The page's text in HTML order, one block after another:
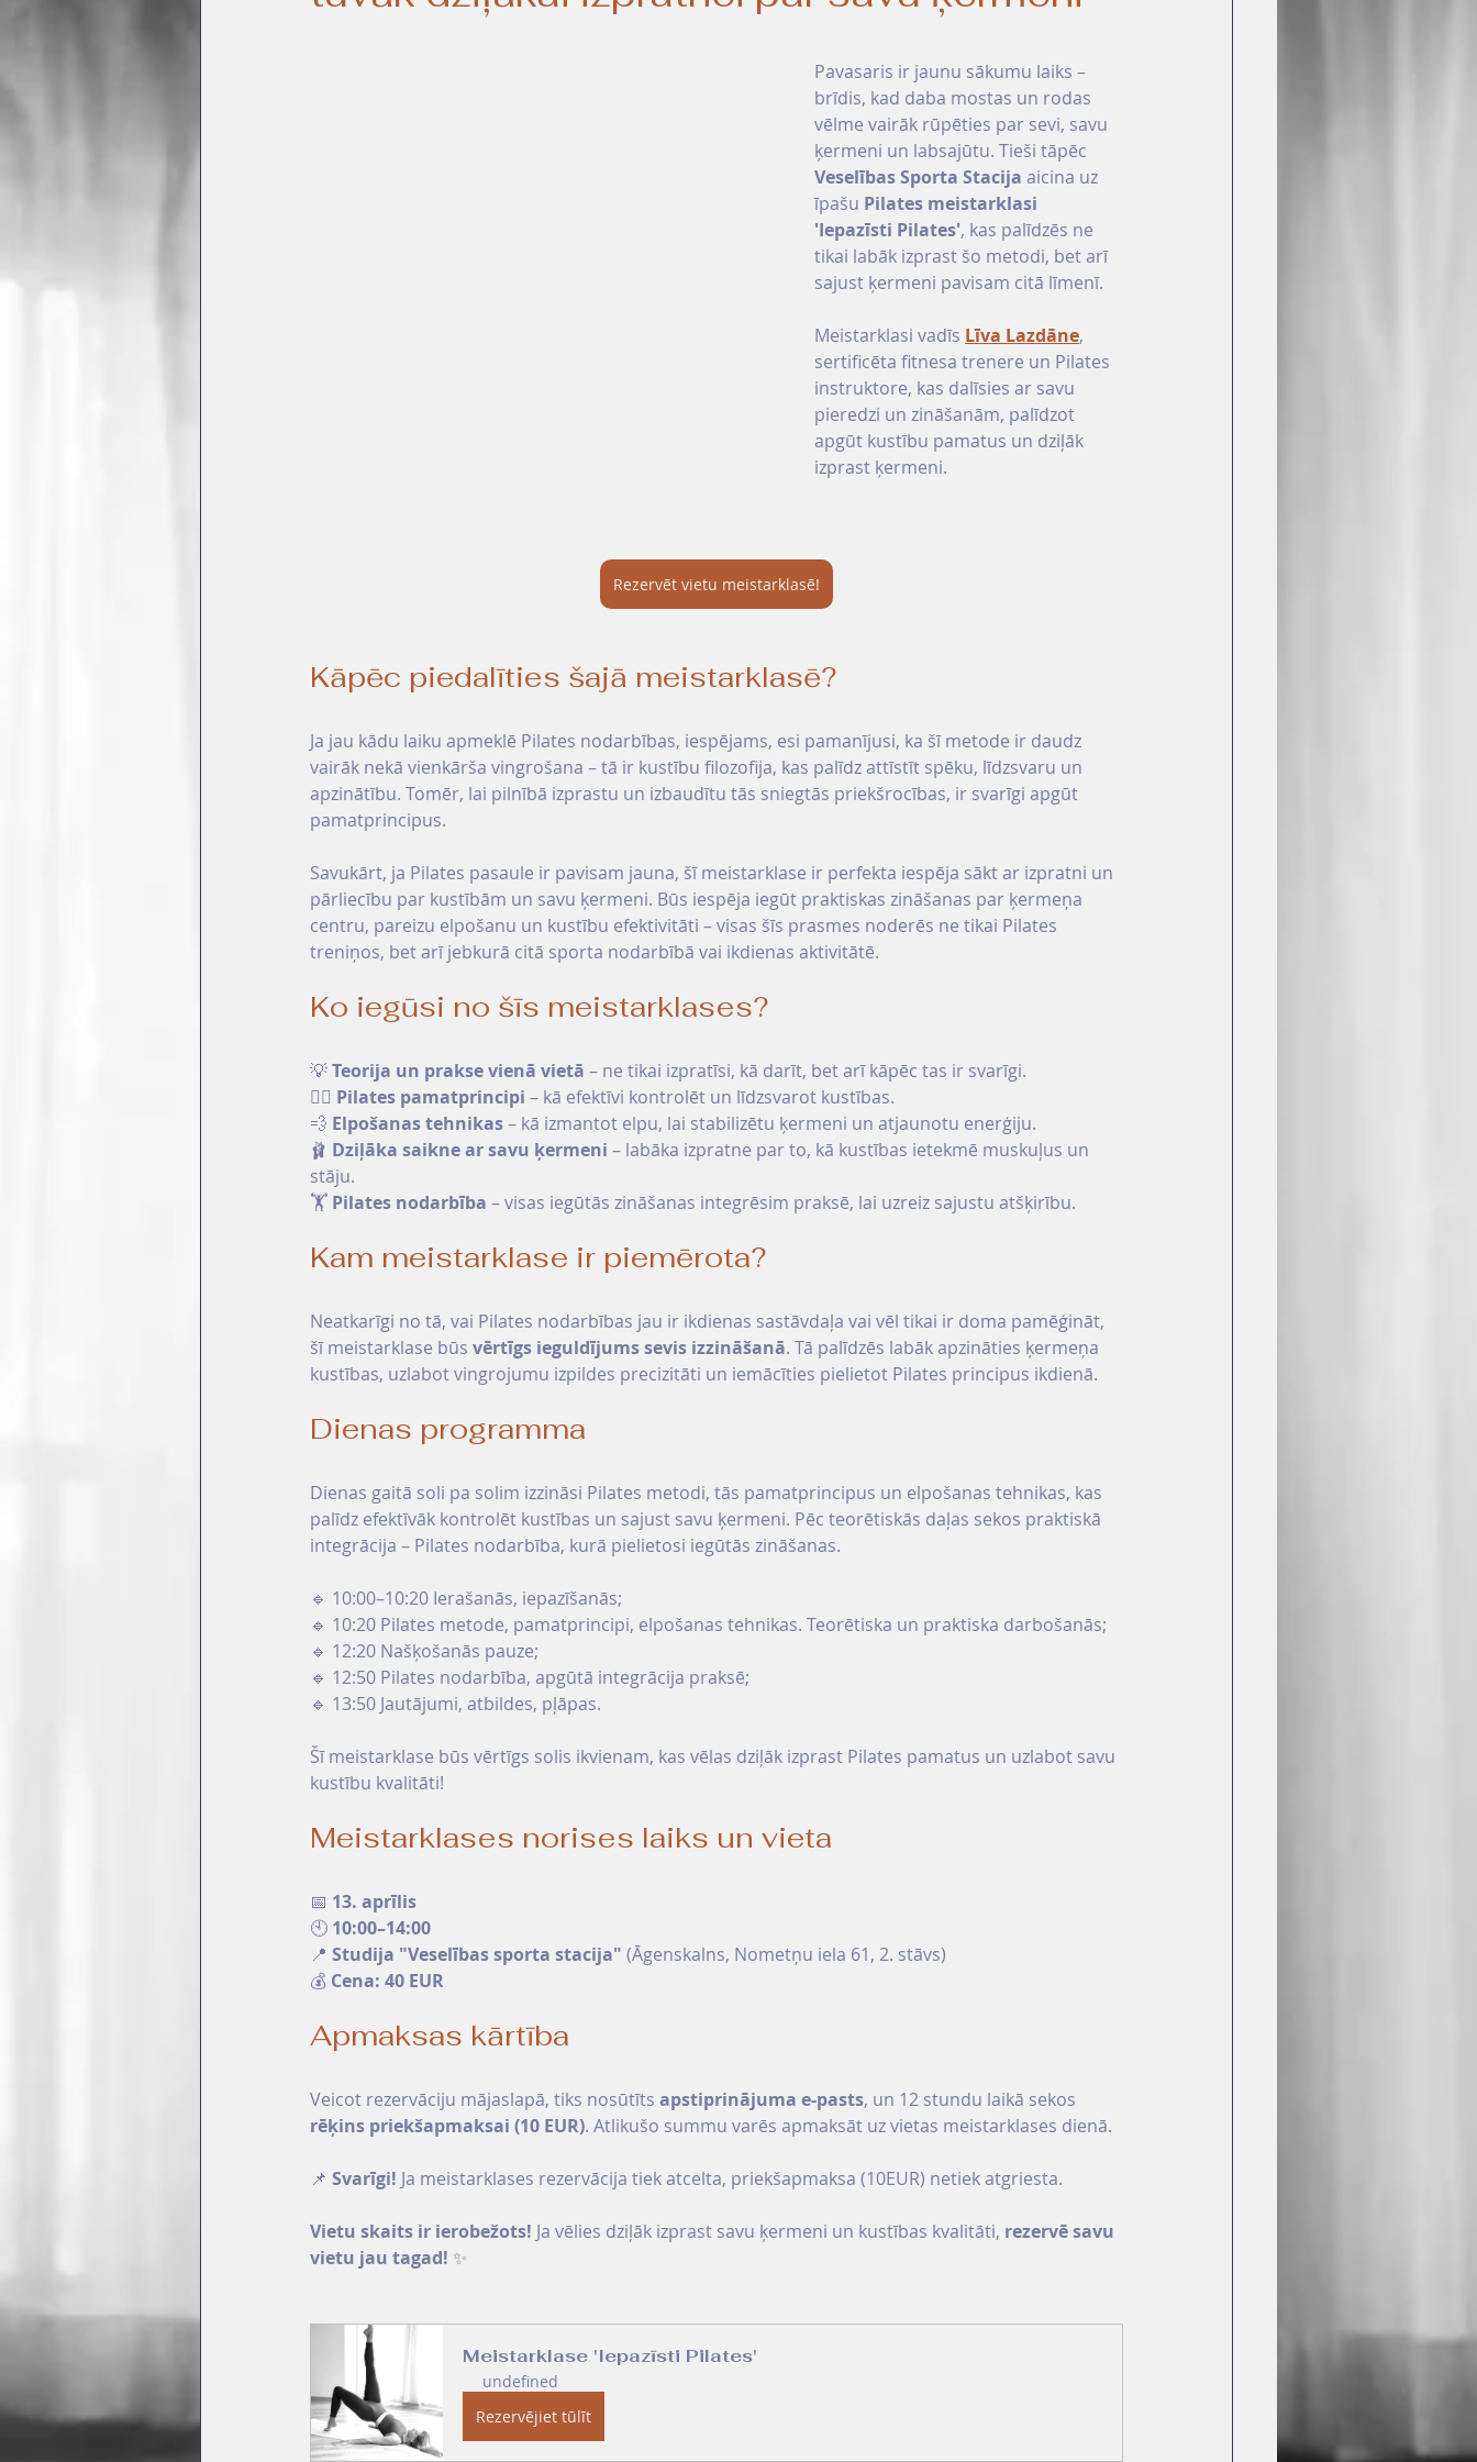
Pavasaris ir jaunu sākumu laiks –
brīdis, kad daba mostas un rodas
vēlme vairāk rūpēties par sevi, savu
ķermeni un labsajūtu. Tieši tāpēc
Veselības Sporta Stacija aicina uz
īpašu Pilates meistarklasi
'Iepazīsti Pilates', kas palīdzēs ne
tikai labāk izprast šo metodi, bet arī
sajust ķermeni pavisam citā līmenī.
Meistarklasi vadīs Līva Lazdāne,
sertificēta fitnesa trenere un Pilates
instruktore, kas dalīsies ar savu
pieredzi un zināšanām, palīdzot
apgūt kustību pamatus un dziļāk
izprast ķermeni.
Rezervēt vietu meistarklasē!
Kāpēc piedalīties šajā meistarklasē?
Ja jau kādu laiku apmeklē Pilates nodarbības, iespējams, esi pamanījusi, ka šī metode ir daudz
vairāk nekā vienkārša vingrošana – tā ir kustību filozofija, kas palīdz attīstīt spēku, līdzsvaru un
apzinātību. Tomēr, lai pilnībā izprastu un izbaudītu tās sniegtās priekšrocības, ir svarīgi apgūt
pamatprincipus.
Savukārt, ja Pilates pasaule ir pavisam jauna, šī meistarklase ir perfekta iespēja sākt ar izpratni un
pārliecību par kustībām un savu ķermeni. Būs iespēja iegūt praktiskas zināšanas par ķermeņa
centru, pareizu elpošanu un kustību efektivitāti – visas šīs prasmes noderēs ne tikai Pilates
treniņos, bet arī jebkurā citā sporta nodarbībā vai ikdienas aktivitātē.
Ko iegūsi no šīs meistarklases?
💡 Teorija un prakse vienā vietā – ne tikai izpratīsi, kā darīt, bet arī kāpēc tas ir svarīgi.
🧘‍♀️ Pilates pamatprincipi – kā efektīvi kontrolēt un līdzsvarot kustības.
💨 Elpošanas tehnikas – kā izmantot elpu, lai stabilizētu ķermeni un atjaunotu enerģiju.
🩰 Dziļāka saikne ar savu ķermeni – labāka izpratne par to, kā kustības ietekmē muskuļus un
stāju.
🏋️ Pilates nodarbība – visas iegūtās zināšanas integrēsim praksē, lai uzreiz sajustu atšķirību.
Kam meistarklase ir piemērota?
Neatkarīgi no tā, vai Pilates nodarbības jau ir ikdienas sastāvdaļa vai vēl tikai ir doma pamēģināt,
šī meistarklase būs vērtīgs ieguldījums sevis izzināšanā. Tā palīdzēs labāk apzināties ķermeņa
kustības, uzlabot vingrojumu izpildes precizitāti un iemācīties pielietot Pilates principus ikdienā.
Dienas programma
Dienas gaitā soli pa solim izzināsi Pilates metodi, tās pamatprincipus un elpošanas tehnikas, kas
palīdz efektīvāk kontrolēt kustības un sajust savu ķermeni. Pēc teorētiskās daļas sekos praktiskā
integrācija – Pilates nodarbība, kurā pielietosi iegūtās zināšanas.
🔹 10:00–10:20 Ierašanās, iepazīšanās;
🔹 10:20 Pilates metode, pamatprincipi, elpošanas tehnikas. Teorētiska un praktiska darbošanās;
🔹 12:20 Našķošanās pauze;
🔹 12:50 Pilates nodarbība, apgūtā integrācija praksē;
🔹 13:50 Jautājumi, atbildes, pļāpas.
Šī meistarklase būs vērtīgs solis ikvienam, kas vēlas dziļāk izprast Pilates pamatus un uzlabot savu
kustību kvalitāti!
Meistarklases norises laiks un vieta
📅 13. aprīlis
🕙 10:00–14:00
📍 Studija "Veselības sporta stacija" (Āgenskalns, Nometņu iela 61, 2. stāvs)
💰 Cena: 40 EUR
Apmaksas kārtība
Veicot rezervāciju mājaslapā, tiks nosūtīts apstiprinājuma e-pasts, un 12 stundu laikā sekos
rēķins priekšapmaksai (10 EUR). Atlikušo summu varēs apmaksāt uz vietas meistarklases dienā.
📌 Svarīgi! Ja meistarklases rezervācija tiek atcelta, priekšapmaksa (10EUR) netiek atgriesta.
Vietu skaits ir ierobežots! Ja vēlies dziļāk izprast savu ķermeni un kustības kvalitāti, rezervē savu
vietu jau tagad! ✨
Meistarklase 'Iepazīsti Pilates'
undefined
Rezervējiet tūlīt